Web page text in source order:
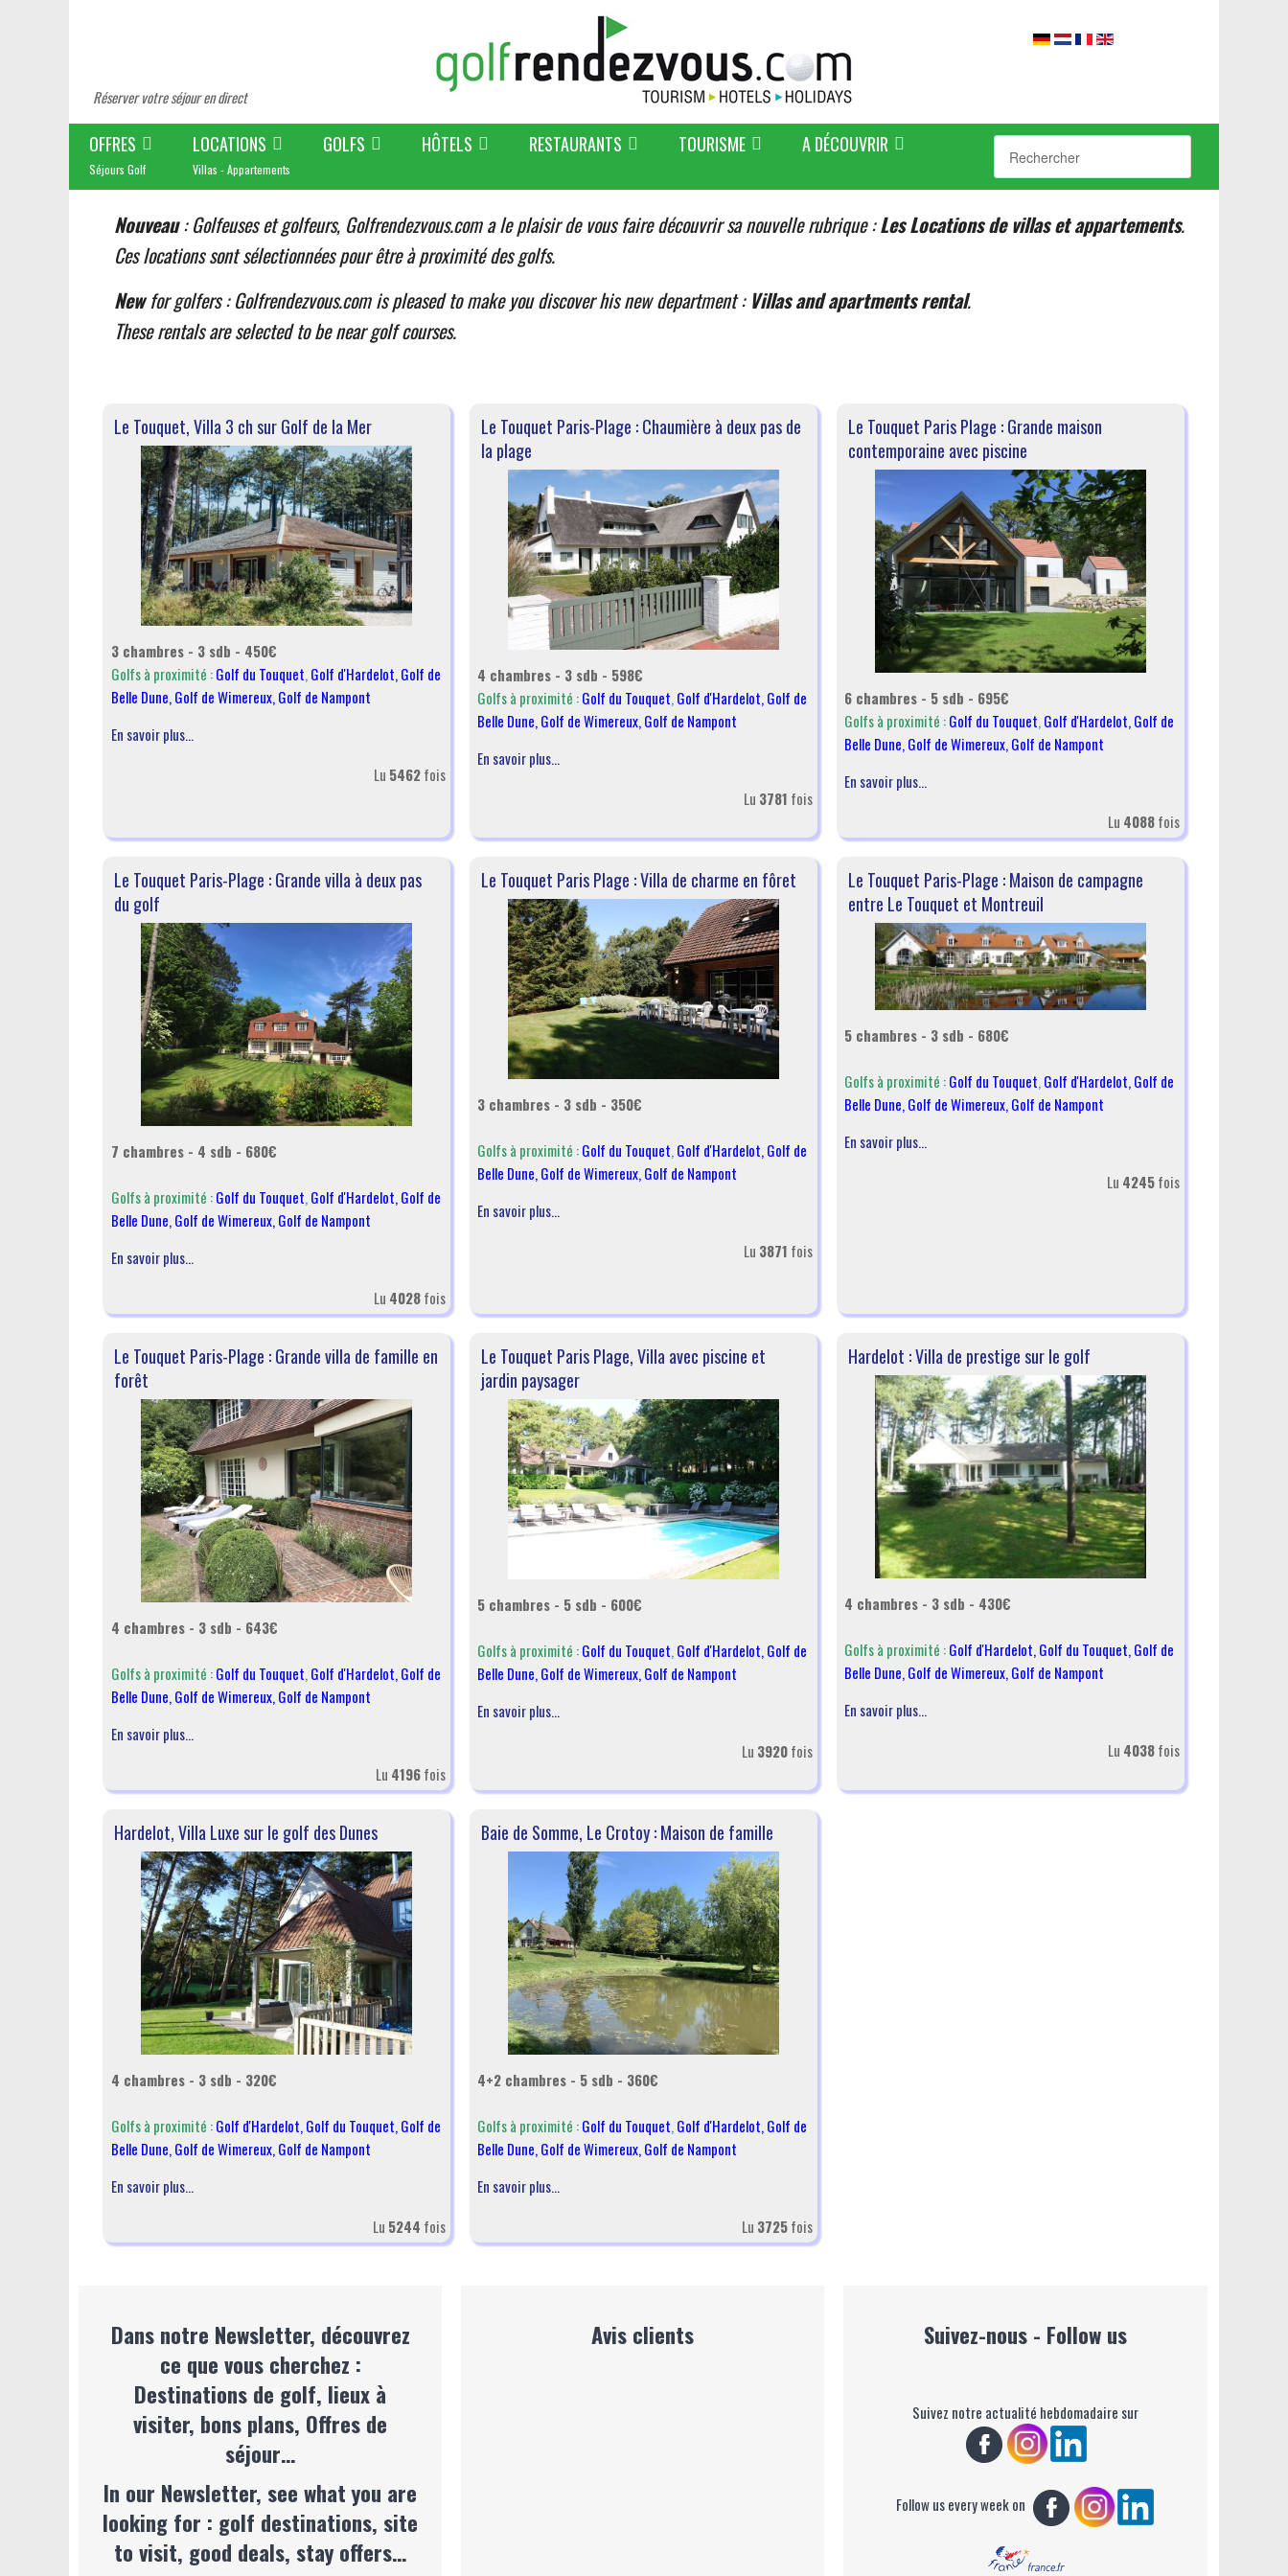
Réserver votre séjour en direct
OFFRES
Séjours Golf
LOCATIONS
Villas - Appartements
GOLFS HÔTELS RESTAURANTS TOURISME A DÉCOUVRIR
Nouveau: Golfeuses et golfeurs, Golfrendezvous.com a le plaisir de vous faire découvrir sa nouvelle rubrique :Les Locations de villas et appartements.
Ces locations sont sélectionnées pour être à proximité des golfs.
Newfor golfers : Golfrendezvous.com is pleased to make you discover his new department : Villas and apartments rental.
These rentals are selected to be near golf courses.
Le Touquet, Villa 3 ch sur Golf de la Mer
3 chambres - 3 sdb - 450€
Golfs à proximité :Golf du Touquet,Golf d'Hardelot,Golf de
Belle Dune,Golf de Wimereux,Golf de Nampont
En savoir plus...
Lu 5462fois
Le Touquet Paris-Plage : Chaumière à deux pas de
la plage
4 chambres - 3 sdb - 598€
Golfs à proximité :Golf du Touquet,Golf d'Hardelot,Golf de
Belle Dune,Golf de Wimereux,Golf de Nampont
En savoir plus...
Lu 3781 fois
Le Touquet Paris Plage : Grande maison
contemporaine avec piscine
6 chambres - 5 sdb - 695€
Golfs à proximité :Golf du Touquet,Golf d'Hardelot,Golf de
Belle Dune,Golf de Wimereux,Golf de Nampont
En savoir plus...
Lu 4088fois
Le Touquet Paris-Plage : Grande villa à deux pas
du golf
7 chambres - 4 sdb - 680€
Golfs à proximité :Golf du Touquet,Golf d'Hardelot,Golf de
Belle Dune,Golf de Wimereux,Golf de Nampont
En savoir plus...
Lu 4028fois
Le Touquet Paris Plage : Villa de charme en fôret
3 chambres - 3 sdb - 350€
Golfs à proximité :Golf du Touquet,Golf d'Hardelot,Golf de
Belle Dune,Golf de Wimereux,Golf de Nampont
En savoir plus...
Lu 3871 fois
Le Touquet Paris-Plage : Maison de campagne
entre Le Touquet et Montreuil
5 chambres - 3 sdb - 680€
Golfs à proximité :Golf du Touquet,Golf d'Hardelot,Golf de
Belle Dune,Golf de Wimereux,Golf de Nampont
En savoir plus...
Lu 4245fois
Le Touquet Paris-Plage : Grande villa de famille en
forêt
4 chambres - 3 sdb - 643€
Golfs à proximité :Golf du Touquet,Golf d'Hardelot,Golf de
Belle Dune,Golf de Wimereux,Golf de Nampont
En savoir plus...
Lu 4196fois
Le Touquet Paris Plage, Villa avec piscine et
jardin paysager
5 chambres - 5 sdb - 600€
Golfs à proximité :Golf du Touquet,Golf d'Hardelot,Golf de
Belle Dune,Golf de Wimereux,Golf de Nampont
En savoir plus...
Lu 3920fois
Hardelot : Villa de prestige sur le golf
4 chambres - 3 sdb - 430€
Golfs à proximité :Golf d'Hardelot,Golf du Touquet,Golf de
Belle Dune,Golf de Wimereux,Golf de Nampont
En savoir plus...
Lu 4038fois
Hardelot, Villa Luxe sur le golf des Dunes
4 chambres - 3 sdb - 320€
Golfs à proximité :Golf d'Hardelot,Golf du Touquet,Golf de
Belle Dune,Golf de Wimereux,Golf de Nampont
En savoir plus...
Lu 5244 fois
Baie de Somme, Le Crotoy : Maison de famille
4+2 chambres - 5 sdb - 360€
Golfs à proximité :Golf du Touquet,Golf d'Hardelot,Golf de
Belle Dune,Golf de Wimereux,Golf de Nampont
En savoir plus...
Lu 3725fois
Dans notre Newsletter, découvrez
ce que vous cherchez :
Destinations de golf, lieux à
visiter, bons plans, Offres de
séjour…
In our Newsletter, see what you are
looking for : golf destinations, site
to visit, good deals, stay offers…
Avis clients Suivez-nous - Follow us
Suivez notre actualité hebdomadaire sur
Follow us every week on